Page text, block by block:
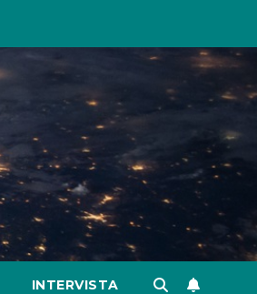
INTERVISTA